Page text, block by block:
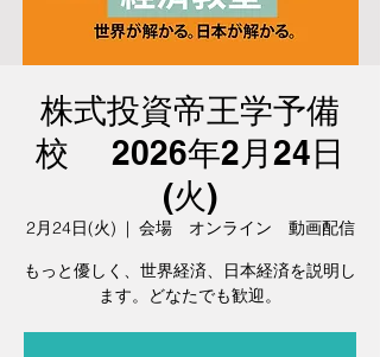
株式投資帝王学予備
校 2026年2月24日
(火)
2月24日(火)
  |
会場 オンライン 動画配信
もっと優しく、世界経済、日本経済を説明し
ます。どなたでも歓迎。